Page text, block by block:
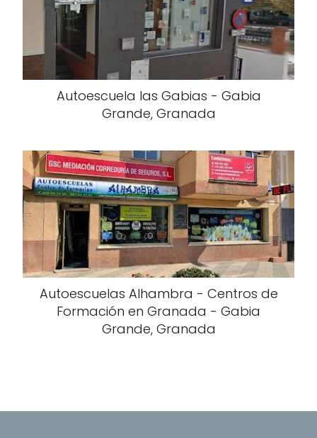
Autoescuela las Gabias - Gabia
Grande, Granada
Autoescuelas Alhambra - Centros de
Formación en Granada - Gabia
Grande, Granada